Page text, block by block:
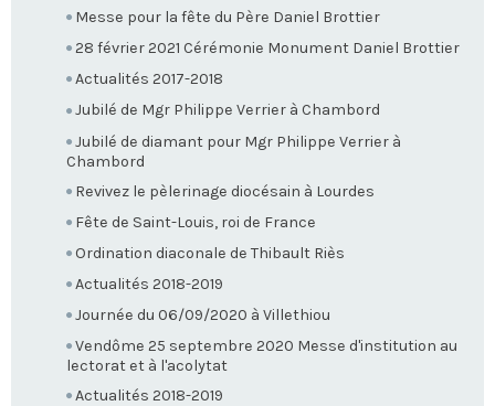
Messe pour la fête du Père Daniel Brottier
28 février 2021 Cérémonie Monument Daniel Brottier
Actualités 2017-2018
Jubilé de Mgr Philippe Verrier à Chambord
Jubilé de diamant pour Mgr Philippe Verrier à
Chambord
Revivez le pèlerinage diocésain à Lourdes
Fête de Saint-Louis, roi de France
Ordination diaconale de Thibault Riès
Actualités 2018-2019
Journée du 06/09/2020 à Villethiou
Vendôme 25 septembre 2020 Messe d'institution au
lectorat et à l'acolytat
Actualités 2018-2019